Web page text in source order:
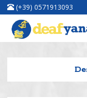
(+39) 0571913093